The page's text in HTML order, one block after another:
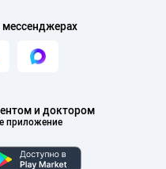
и доктором
приложение
мессенджерах